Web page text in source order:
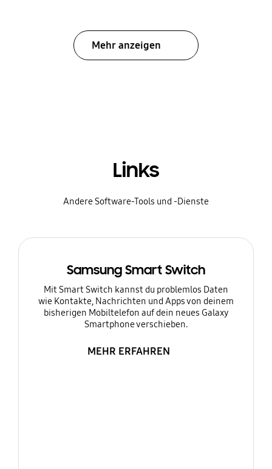
Mehr anzeigen
Links
Andere Software-Tools und -Dienste
Samsung Smart Switch
Mit Smart Switch kannst du problemlos Daten
wie Kontakte, Nachrichten und Apps von deinem
bisherigen Mobiltelefon auf dein neues Galaxy
Smartphone verschieben.
MEHR ERFAHREN